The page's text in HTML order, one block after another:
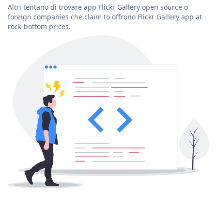
Altri tentano di trovare app Flickr Gallery open source o
foreign companies che claim to offrono Flickr Gallery app at
rock-bottom prices.